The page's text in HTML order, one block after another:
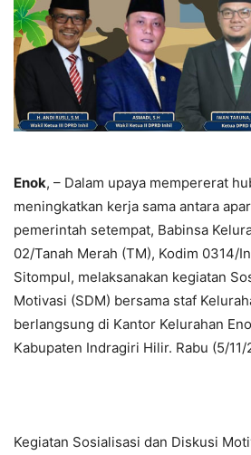
Enok, – Dalam upaya mempererat
meningkatkan kerja sama antara
pemerintah setempat, Babinsa
02/Tanah Merah (TM), Kodim 0314/
Sitompul, melaksanakan kegiatan
Motivasi (SDM) bersama staf
berlangsung di Kantor Kelurahan
Kabupaten Indragiri Hilir. Rabu (5/11/
Kegiatan Sosialisasi dan Diskusi